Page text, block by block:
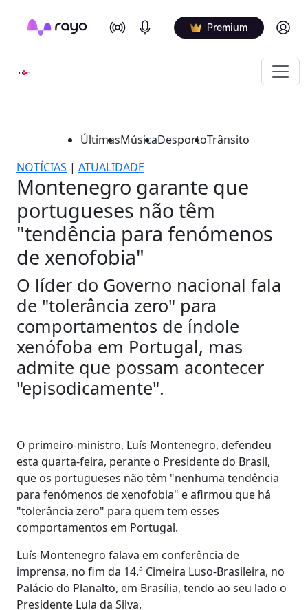
On Air Podcasts Premium Log in
ÚltimasMúsicaDesportoTrânsito
NOTÍCIAS | ATUALIDADE
Montenegro garante que
portugueses não têm
"tendência para fenómenos
de xenofobia"
O líder do Governo nacional fala
de "tolerância zero" para
comportamentos de índole
xenófoba em Portugal, mas
admite que possam acontecer
"episodicamente".
O primeiro-ministro, Luís Montenegro, defendeu
esta quarta-feira, perante o Presidente do Brasil,
que os portugueses não têm "nenhuma tendência
para fenómenos de xenofobia" e afirmou que há
"tolerância zero" para quem tem esses
comportamentos em Portugal.
Luís Montenegro falava em conferência de
imprensa, no fim da 14.ª Cimeira Luso-Brasileira, no
Palácio do Planalto, em Brasília, tendo ao seu lado o
Presidente Lula da Silva.